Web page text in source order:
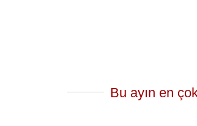
Bu ayın en